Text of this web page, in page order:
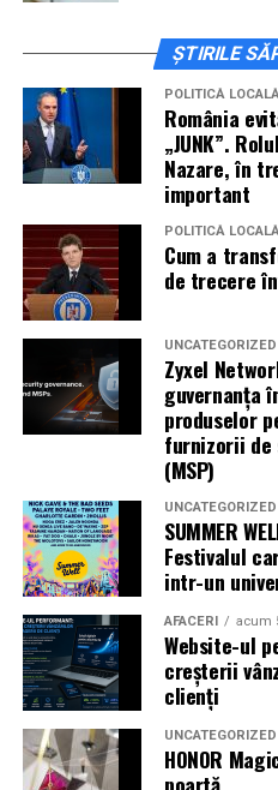
Mall pe 16 februarie de la
ActoriiVlad Gherman,
Ginghină
vin la întâlnirea
Vivo! Pitești pe 17
participa la o discuție după
Paul Decu.
Caravana„În pielea mea”
Shopping City Ploiești, pe
proiecția specială introdusă
alături de actoriiIoana
Azaleea Necula și Gabriel
O comedie actuală și
este distribuit de
TRAILER:https://bit.ly/
Site oficial:
inpieleamea.ro
Mai multe detalii, imagini
film, declarații din partea
concursuri sunt disponibile
filmului de Facebook,
Adrian Pădurețu semnează
s-a ocupat Bogdan
ȘTIRILE
POLITICĂ
România
„JUNK”.
Nazare, în
important
POLITICĂ
Cum a
de trecere
UNCATEGORIZED
Zyxel
guvernanța
produselor
furnizorii de
(MSP)
UNCATEGORIZED
SUMMER
Festivalul
intr-un
AFACERI acum
Website-ul
creșterii
clienți
UNCATEGORIZED
HONOR